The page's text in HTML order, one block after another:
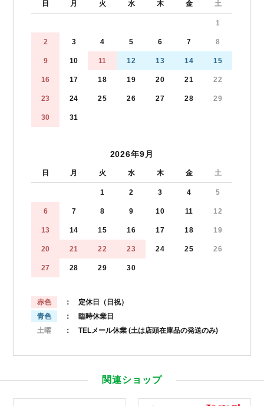
日 月 火 水 木 金 土
1
2 3 4 5 6 7 8
9 10 11 12 13 14 15
16 17 18 19 20 21 22
23 24 25 26 27 28 29
30 31
2026年9月
日 月 火 水 木 金 土
1 2 3 4 5
6 7 8 9 10 11 12
13 14 15 16 17 18 19
20 21 22 23 24 25 26
27 28 29 30
赤色
： 定休日（日祝）
青色
： 臨時休業日
土曜
： TELメール休業 (土は店頭在庫品の発送のみ)
関連ショップ